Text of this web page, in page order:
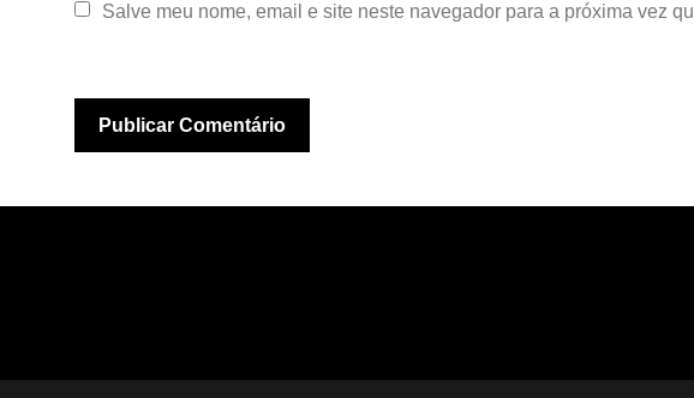
Salve meu nome, email e site neste navegador para a próxima vez